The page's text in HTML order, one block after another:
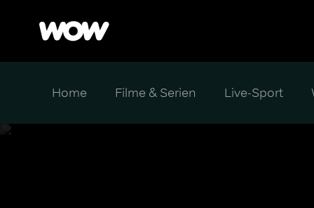
Home Filme & Serien Live-Sport